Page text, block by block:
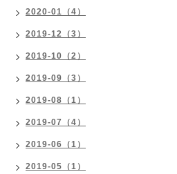
2020-01（4）
2019-12（3）
2019-10（2）
2019-09（3）
2019-08（1）
2019-07（4）
2019-06（1）
2019-05（1）